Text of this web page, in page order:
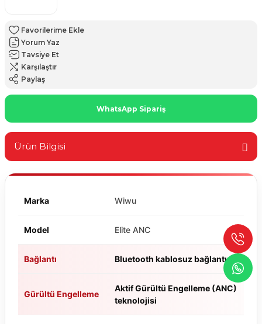
Yorum Yaz
Tavsiye Et
Karşılaştır
Paylaş
WhatsApp Sipariş
Ürün Bilgisi
Marka Wiwu
Model Elite ANC
Bağlantı Bluetooth kablosuz bağlantı
Gürültü Engelleme
Aktif Gürültü Engelleme (ANC)
teknolojisi